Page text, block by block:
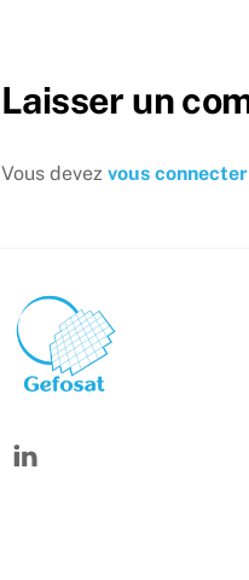
Laisser un
Vous devez vous connecter